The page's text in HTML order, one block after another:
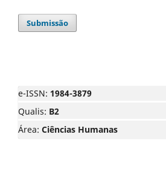
Submissão
e-ISSN: 1984-3879
Qualis: B2
Área: Ciências Humanas